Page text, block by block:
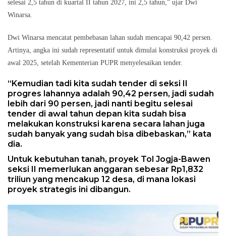
selesai 2,5 tahun di kuartal II tahun 2027, ini 2,5 tahun,” ujar Dwi
Winarsa.
Dwi Winarsa mencatat pembebasan lahan sudah mencapai 90,42 persen.
Artinya, angka ini sudah representatif untuk dimulai konstruksi proyek di
awal 2025, setelah Kementerian PUPR menyelesaikan tender.
“Kemudian tadi kita sudah tender di seksi II
progres lahannya adalah 90,42 persen, jadi sudah
lebih dari 90 persen, jadi nanti begitu selesai
tender di awal tahun depan kita sudah bisa
melakukan konstruksi karena secara lahan juga
sudah banyak yang sudah bisa dibebaskan,” kata
dia.
Untuk kebutuhan tanah, proyek Tol Jogja-Bawen
seksi II memerlukan anggaran sebesar Rp1,832
triliun yang mencakup 12 desa, di mana lokasi
proyek strategis ini dibangun.